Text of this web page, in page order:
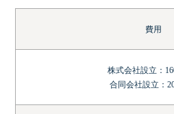
費用
株式会社設立：
合同会社設立：